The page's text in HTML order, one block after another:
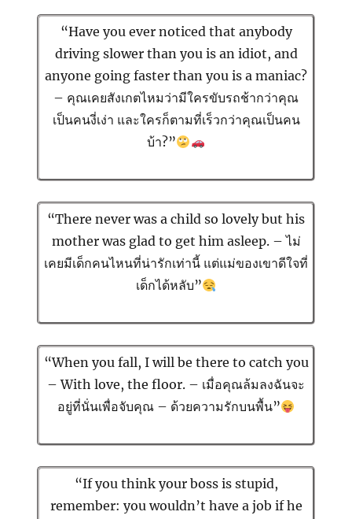
“Have you ever noticed that anybody
driving slower than you is an idiot, and
anyone going faster than you is a maniac?
– คุณเคยสังเกตไหมว่ามีใครขับรถช้ากว่าคุณ
เป็นคนงี่เง่า และใครก็ตามที่เร็วกว่าคุณเป็นคน
บ้า?”
“There never was a child so lovely but his
mother was glad to get him asleep. – ไม่
เคยมีเด็กคนไหนที่น่ารักเท่านี้ แต่แม่ของเขาดีใจที่
เด็กได้หลับ”
“When you fall, I will be there to catch you
– With love, the floor. – เมื่อคุณล้มลงฉันจะ
อยู่ที่นั่นเพื่อจับคุณ – ด้วยความรักบนพื้น”
“If you think your boss is stupid,
remember: you wouldn’t have a job if he